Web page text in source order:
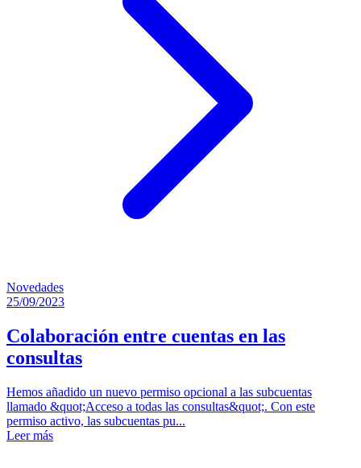
Novedades
25/09/2023
Colaboración entre cuentas en las
consultas
Hemos añadido un nuevo permiso opcional a las subcuentas
llamado &quot;Acceso a todas las consultas&quot;. Con este
permiso activo, las subcuentas pu...
Leer más